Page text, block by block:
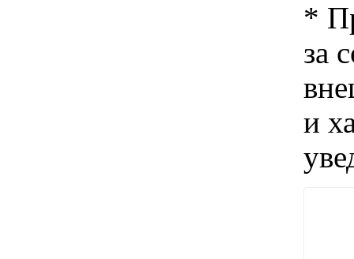
*
за
и